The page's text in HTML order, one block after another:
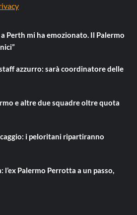
a Perth mi ha emozionato. Il Palermo
azzurro: sarà coordinatore delle
e altre due squadre oltre quota
i peloritani ripartiranno
Palermo Perrotta a un passo,